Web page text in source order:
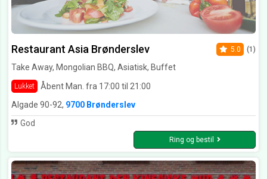
Restaurant Asia Brønderslev
Take Away, Mongolian BBQ, Asiatisk, Buffet
Lukket Åbent Man. fra 17:00 til 21:00
5.0 (1)
Algade 90-92, 9700 Brønderslev
God
Ring og bestil